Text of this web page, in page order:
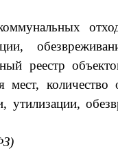
реестр
мест,
утилизации,